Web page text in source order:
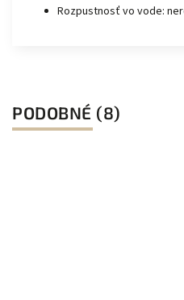
Rozpustnosť vo vode:
PODOBNÉ (8)